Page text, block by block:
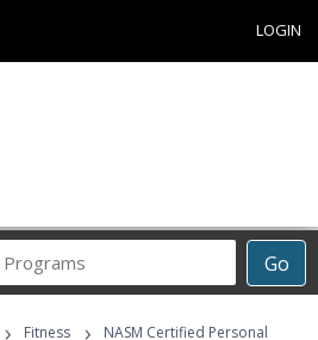
LOGIN
Go
Career
Programs
› Fitness ›
NASM Certified Personal